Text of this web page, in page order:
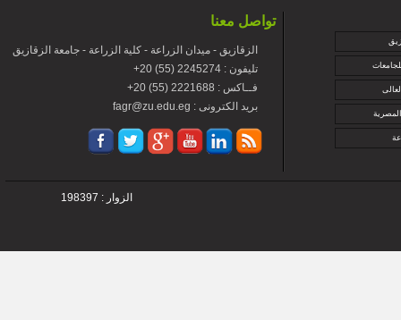
تواصل معنا
الزقازيق - ميدان الزراعة - كلية الزراعة - جامعة الزقازيق
+تليفون : 2245274 (55) 20
+فــاكس : 2221688 (55) 20
fagr@zu.edu.eg : بريد الكترونى
الزوار : 198397